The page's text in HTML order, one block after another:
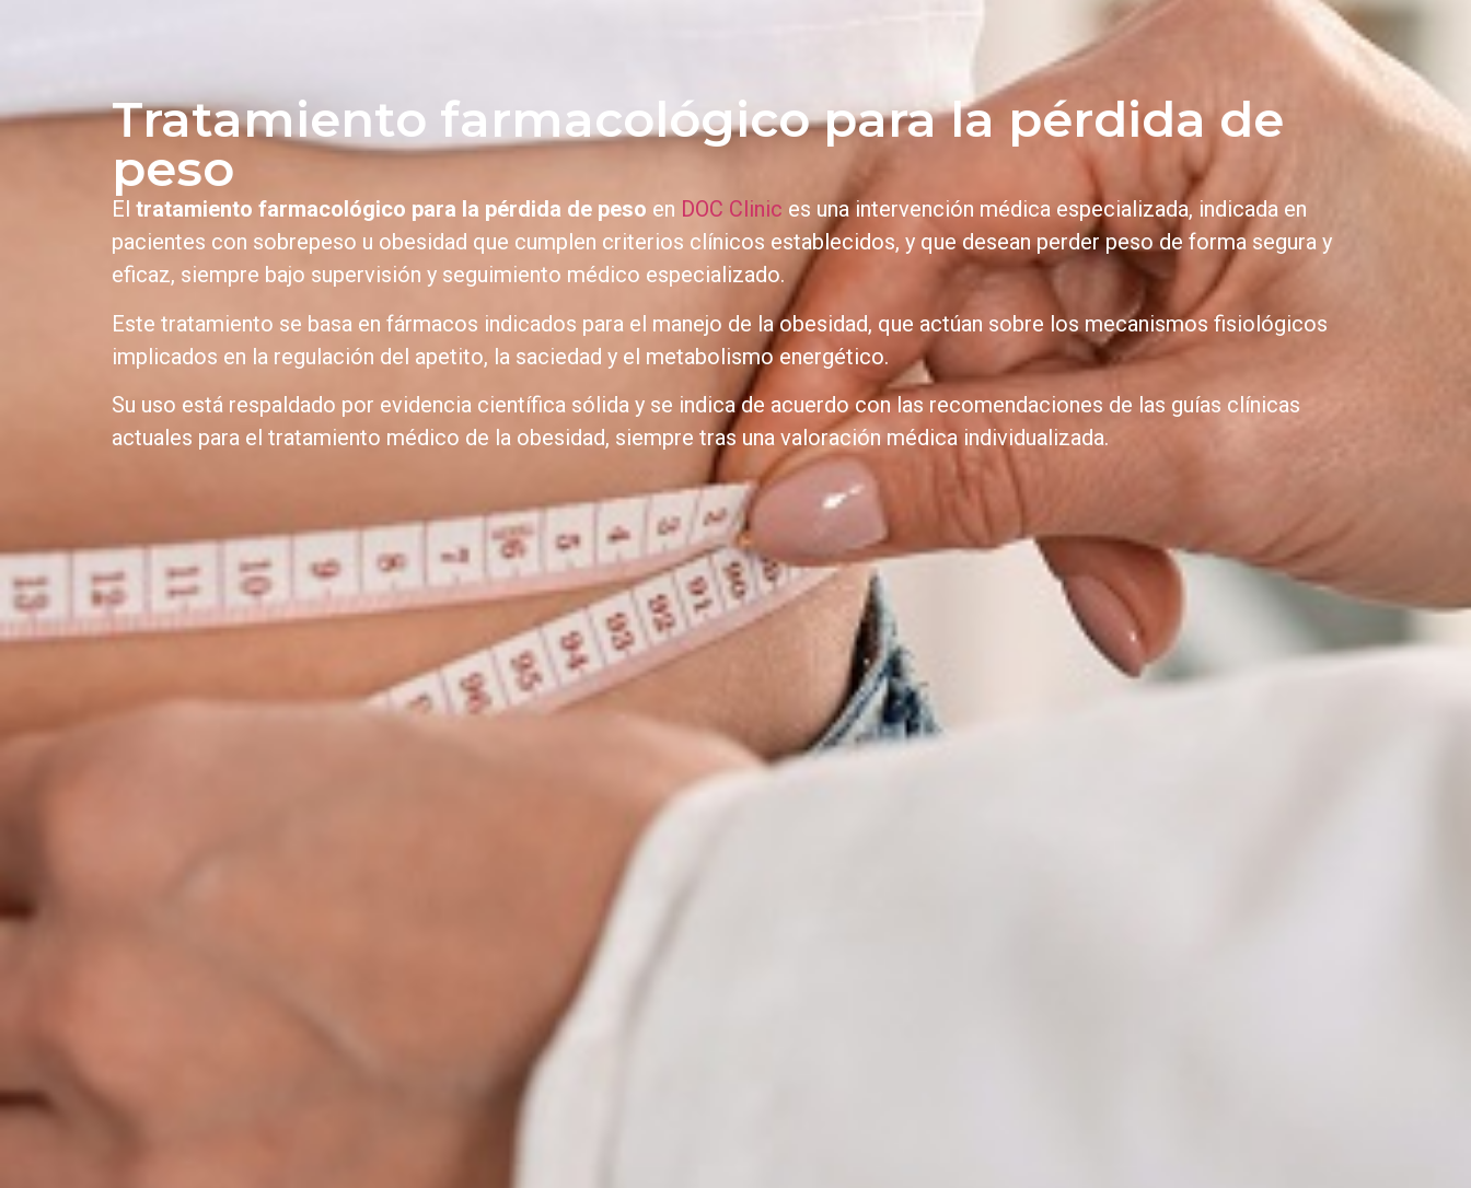
Tratamiento farmacológico para la pérdida de
peso
El tratamiento farmacológico para la pérdida de peso en DOC Clinic es una intervención médica especializada, indicada en
pacientes con sobrepeso u obesidad que cumplen criterios clínicos establecidos, y que desean perder peso de forma segura y
eficaz, siempre bajo supervisión y seguimiento médico especializado.
Este tratamiento se basa en fármacos indicados para el manejo de la obesidad, que actúan sobre los mecanismos fisiológicos
implicados en la regulación del apetito, la saciedad y el metabolismo energético.
Su uso está respaldado por evidencia científica sólida y se indica de acuerdo con las recomendaciones de las guías clínicas
actuales para el tratamiento médico de la obesidad, siempre tras una valoración médica individualizada.